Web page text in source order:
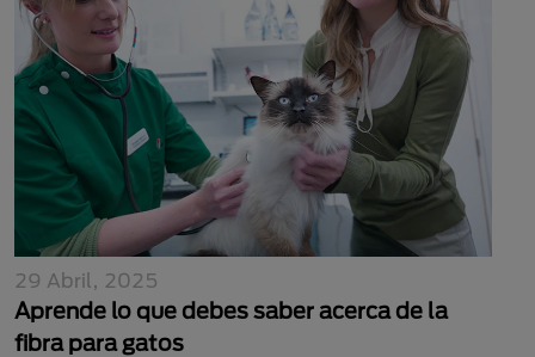
29 Abril, 2025
Aprende lo que debes saber acerca de la
fibra para gatos